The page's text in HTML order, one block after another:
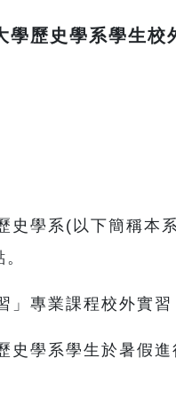
學歷史學系學生校
史學系(以下簡稱
」專業課程校外實
史學系學生於暑假